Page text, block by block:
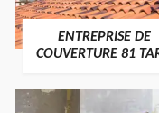
ENTREPRISE DE
COUVERTURE 81